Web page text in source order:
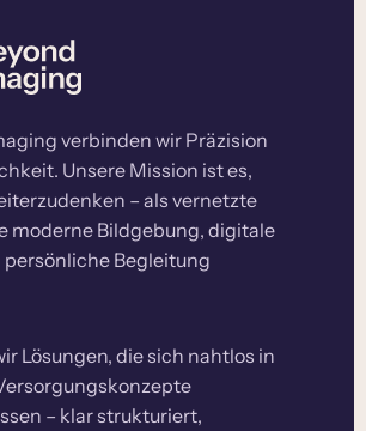
verbinden wir Präzision
Unsere Mission ist es,
– als vernetzte
moderne Bildgebung, digitale
persönliche Begleitung
Lösungen, die sich nahtlos in
– klar strukturiert,